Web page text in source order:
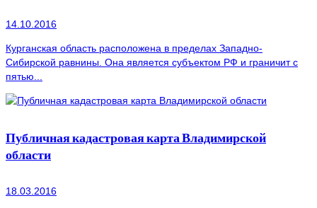
14.10.2016
Курганская область расположена в пределах Западно-
Сибирской равнины. Она является субъектом РФ и граничит с
пятью...
Публичная кадастровая карта Владимирской
области
18.03.2016